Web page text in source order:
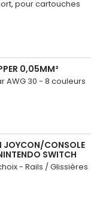
pour cartouches
0,05MM²
AWG 30 - 8 couleurs
JOYCON/CONSOLE
SWITCH
- Rails / Glissières